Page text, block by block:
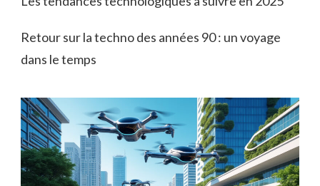
Retour sur la techno des années 90 : un voyage
dans le temps